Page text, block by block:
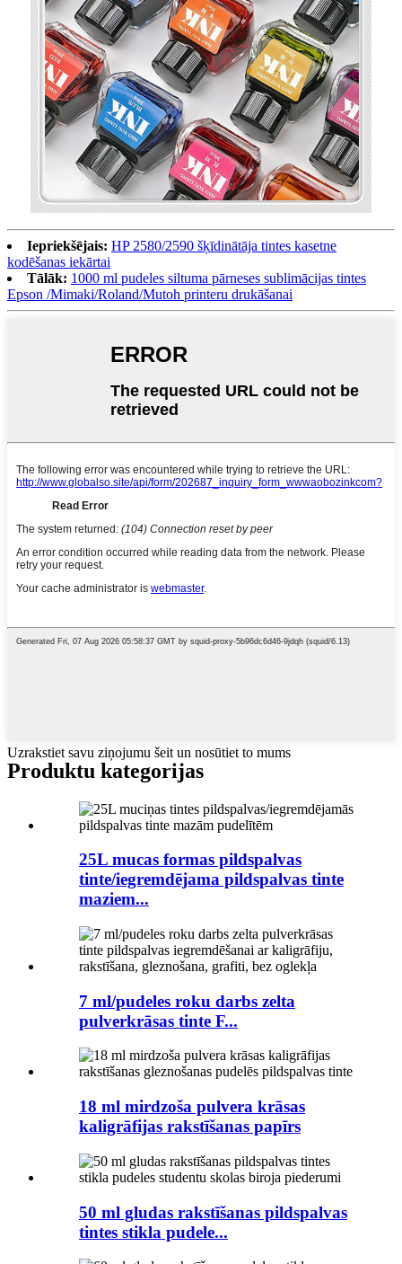
Iepriekšējais: HP 2580/2590 šķīdinātāja tintes kasetne
kodēšanas iekārtai
Tālāk: 1000 ml pudeles siltuma pārneses sublimācijas tintes
Epson /Mimaki/Roland/Mutoh printeru drukāšanai
Uzrakstiet savu ziņojumu šeit un nosūtiet to mums
Produktu kategorijas
25L mucas formas pildspalvas
tinte/iegremdējama pildspalvas tinte
maziem...
7 ml/pudeles roku darbs zelta
pulverkrāsas tinte F...
18 ml mirdzoša pulvera krāsas
kaligrāfijas rakstīšanas papīrs
50 ml gludas rakstīšanas pildspalvas
tintes stikla pudele...